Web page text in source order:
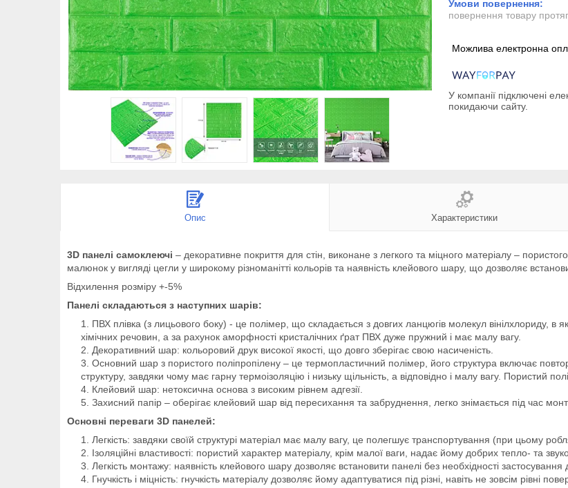
повернення товару
У компанії підключені
покидаючи сайту.
Опис Характеристики
3D панелі самоклеючі – декоративне покриття для стін, виконане з легкого та міцного матеріалу –
малюнок у вигляді цегли у широкому різноманітті кольорів та наявність клейового шару, що дозволяє
Відхилення розміру +-5%
Панелі складаються з наступних шарів:
ПВХ плівка (з лицьового боку) - це полімер, що складається з довгих ланцюгів молекул вінілхлориду, в
хімічних речовин, а за рахунок аморфності кристалічних ґрат ПВХ дуже пружний і має малу вагу.
Декоративний шар: кольоровий друк високої якості, що довго зберігає свою насиченість.
Основний шар з пористого поліпропілену – це термопластичний полімер, його структура включає
структуру, завдяки чому має гарну термоізоляцію і низьку щільність, а відповідно і малу вагу. Пористий
Клейовий шар: нетоксична основа з високим рівнем адгезії.
Захисний папір – оберігає клейовий шар від пересихання та забруднення, легко знімається під час
Основні переваги 3D панелей:
Легкість: завдяки своїй структурі матеріал має малу вагу, це полегшує транспортування (при цьому
Ізоляційні властивості: пористий характер матеріалу, крім малої ваги, надає йому добрих тепло- та
Легкість монтажу: наявність клейового шару дозволяє встановити панелі без необхідності застосування
Гнучкість і міцність: гнучкість матеріалу дозволяє йому адаптуватися під різні, навіть не зовсім рівні